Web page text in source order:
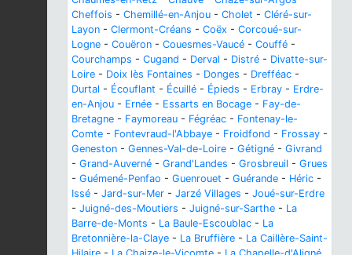
Cheffois - Chemillé-en-Anjou - Cholet - Cléré-sur-
Layon - Clermont-Créans - Coëx - Corcoué-sur-
Logne - Couëron - Couesmes-Vaucé - Couffé -
Courchamps - Cugand - Derval - Distré - Divatte-sur-
Loire - Doix lès Fontaines - Donges - Drefféac -
Durtal - Écouflant - Écuillé - Épieds - Erbray - Erdre-
en-Anjou - Ernée - Essarts en Bocage - Fay-de-
Bretagne - Faymoreau - Fégréac - Fontenay-le-
Comte - Fontevraud-l'Abbaye - Froidfond - Frossay -
Geneston - Gennes-Val-de-Loire - Gétigné - Givrand
- Grand-Auverné - Grand'Landes - Grosbreuil - Grues
- Guémené-Penfao - Guenrouet - Guérande - Héric -
Issé - Jard-sur-Mer - Jarzé Villages - Joué-sur-Erdre
- Juigné-des-Moutiers - Juigné-sur-Sarthe - La
Barre-de-Monts - La Baule-Escoublac - La
Bretonnière-la-Claye - La Bruffière - La Caillère-Saint-